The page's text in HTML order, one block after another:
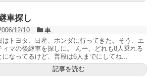
車探し
12/10
車
はトヨタ、日産、ホンダに行ってきた。そう、エ
ィマの後継車を探しに。 んー。どれも8人乗れる
になってるけど、普段は6人までにしてね...
記事を読む